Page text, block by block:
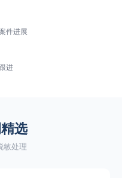
件进展
进
选
敏处理